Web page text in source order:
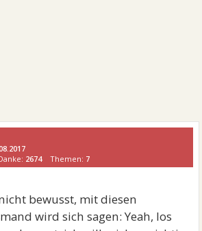
2674 Themen: 7
bewusst, mit diesen
wird sich sagen: Yeah, los